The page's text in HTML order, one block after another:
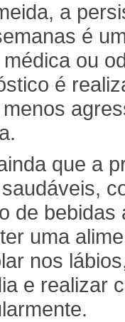
a
é
ou
é
que a
de bebidas
uma
nos
e realizar